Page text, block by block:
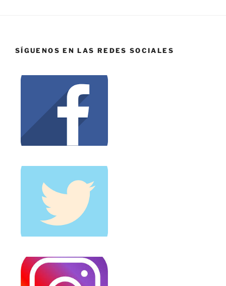
SÍGUENOS EN LAS REDES SOCIALES